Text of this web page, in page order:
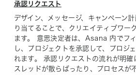
承認リクエスト
デザイン、メッセージ、キャンペーン
り当てることで、クリエイティブワー
ます。 意思決定者は、Asana 内でフ
し、プロジェクトを承認して、プロジ
れます。 承認リクエストの流れが明確
スレッドが散らばったり、プロセスが